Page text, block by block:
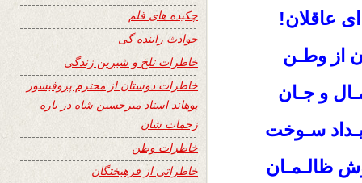
عاقلان!
از وطـن
و جـان
سـوخت
ظالـمـان
چکیده های قلم
حوادث راننده گی
خاطرات تلخ و شیرین زندگی
خاطرات دوستان از محترم پروفیسور
پوهاند استاد میرحسین شاه در باره
زحمات شان
خاطرات وطن
خاطراتی از فرهیختگان